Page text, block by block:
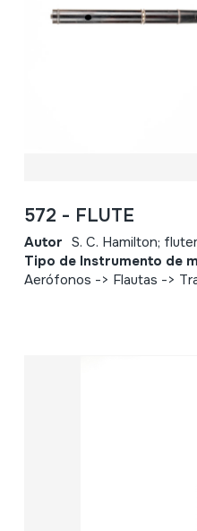
572 - FLUTE
Autor S. C. Hamilton;
Tipo de Instrumento de
Aerófonos -> Flautas ->